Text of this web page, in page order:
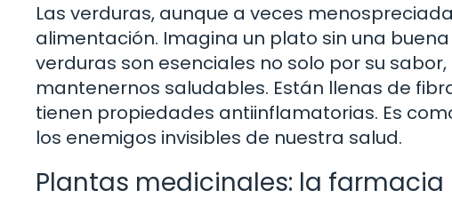
Las verduras, aunque a veces
alimentación. Imagina un plato sin una
verduras son esenciales no solo por su
mantenernos saludables. Están llenas de
tienen propiedades antiinflamatorias. Es
los enemigos invisibles de nuestra salud.
Plantas medicinales: la